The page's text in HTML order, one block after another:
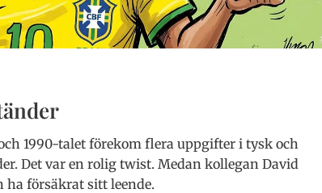
1990-talet förekom flera uppgifter i tysk och
Det var en rolig twist. Medan kollegan David
ha försäkrat sitt leende.